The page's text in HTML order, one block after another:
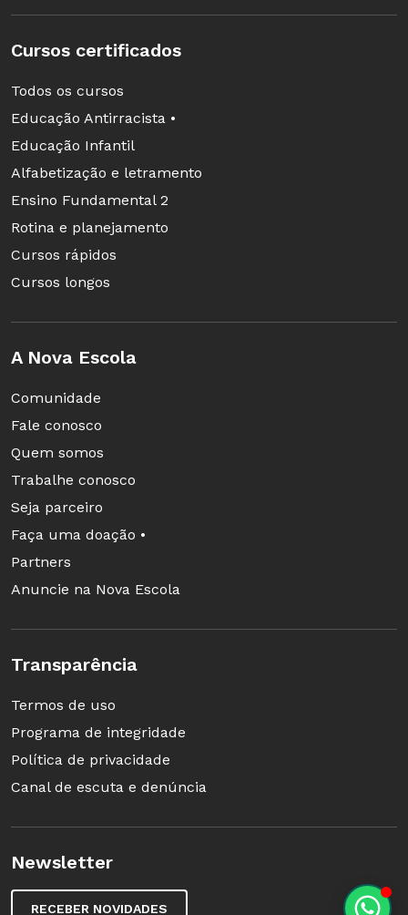
Cursos certificados
Todos os cursos
Educação Antirracista •
Educação Infantil
Alfabetização e letramento
Ensino Fundamental 2
Rotina e planejamento
Cursos rápidos
Cursos longos
A Nova Escola
Comunidade
Fale conosco
Quem somos
Trabalhe conosco
Seja parceiro
Faça uma doação •
Partners
Anuncie na Nova Escola
Transparência
Termos de uso
Programa de integridade
Política de privacidade
Canal de escuta e denúncia
Newsletter
RECEBER NOVIDADES